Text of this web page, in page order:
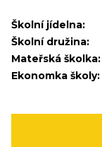
Školní jídelna:
Školní družina:
Mateřská školka:
Ekonomka školy: